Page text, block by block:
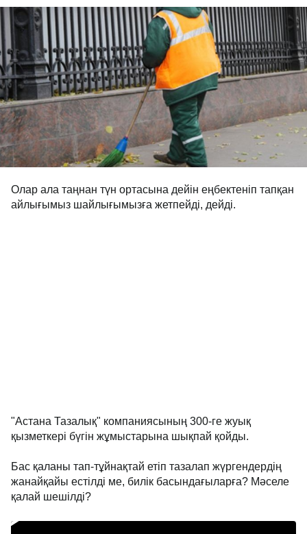
Олар ала таңнан түн ортасына дейін еңбектеніп тапқан
айлығымыз шайлығымызға жетпейді, дейді.
"Астана Тазалық" компаниясының 300-ге жуық
қызметкері бүгін жұмыстарына шықпай қойды.
Бас қаланы тап-тұйнақтай етіп тазалап жүргендердің
жанайқайы естілді ме, билік басындағыларға? Мәселе
қалай шешілді?